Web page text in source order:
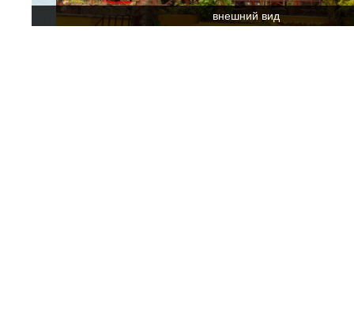
внешний вид